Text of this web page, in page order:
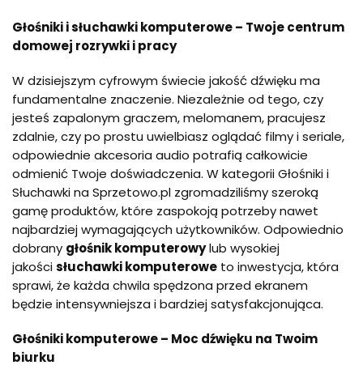
Głośniki i słuchawki komputerowe – Twoje centrum
domowej rozrywki i pracy
W dzisiejszym cyfrowym świecie jakość dźwięku ma
fundamentalne znaczenie. Niezależnie od tego, czy
jesteś zapalonym graczem, melomanem, pracujesz
zdalnie, czy po prostu uwielbiasz oglądać filmy i seriale,
odpowiednie akcesoria audio potrafią całkowicie
odmienić Twoje doświadczenia. W kategorii Głośniki i
Słuchawki na Sprzetowo.pl zgromadziliśmy szeroką
gamę produktów, które zaspokoją potrzeby nawet
najbardziej wymagających użytkowników. Odpowiednio
dobrany głośnik komputerowylub wysokiej
jakościsłuchawki komputerowe to inwestycja, która
sprawi, że każda chwila spędzona przed ekranem
będzie intensywniejsza i bardziej satysfakcjonująca.
Głośniki komputerowe – Moc dźwięku na Twoim
biurku